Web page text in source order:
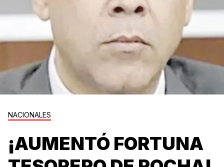
NACIONALES
¡AUMENTÓ FORTUNA